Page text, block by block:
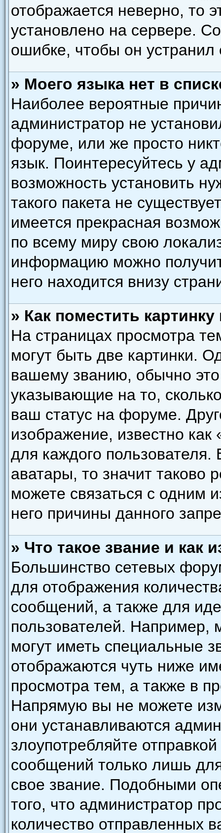
отображается неверно, то
установлено на сервере.
ошибке, чтобы он устранил
» Моего языка нет в
Наиболее вероятные
администратор не
форуме, или же просто
язык. Поинтересуйтесь у
возможность установить
такого пакета не
имеется прекрасная
по всему миру свою
информацию можно
него находится внизу
» Как поместить
На страницах просмотра
могут быть две картинки.
вашему званию, обычно это
указывающие на то,
ваш статус на форуме.
изображение, известно
для каждого
аватары, то значит
можете связаться с одним
него причины данного
» Что такое звание и как
Большинство сетевых
для отображения
сообщений, а также для
пользователей. Например,
могут иметь специальные
отображаются чуть ниже
просмотра тем, а также в
Напрямую вы не можете
они устанавливаются
злоупотребляйте
сообщений только лишь
свое звание. Подобными
того, что администратор
количество отправленных